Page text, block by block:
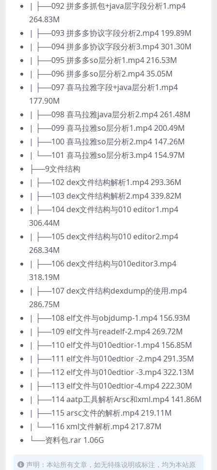
| ├──092 拼多多抓包+java层字段分析1.mp4
264.83M
| ├──093 拼多多协议字段分析2.mp4 199.89M
| ├──094 拼多多协议字段分析3.mp4 301.30M
| ├──095 拼多多so层分析1.mp4 216.53M
| ├──096 拼多多so层分析2.mp4 35.05M
| ├──097 喜马拉雅字段+java层分析1.mp4
177.90M
| ├──098 喜马拉雅java层分析2.mp4 261.48M
| ├──099 喜马拉雅so层分析1.mp4 200.49M
| ├──100 喜马拉雅so层分析2.mp4 147.26M
| └──101 喜马拉雅so层分析3.mp4 154.97M
├──9文件结构
| ├──102 dex文件结构解析1.mp4 293.36M
| ├──103 dex文件结构解析2.mp4 339.82M
| ├──104 dex文件结构与010 editor1.mp4
306.44M
| ├──105 dex文件结构与010 editor2.mp4
268.34M
| ├──106 dex文件结构与010editor3.mp4
318.19M
| ├──107 dex文件结构dexdump的使用.mp4
286.75M
| ├──108 elf文件与objdump-1.mp4 156.93M
| ├──109 elf文件与readelf-2.mp4 269.72M
| ├──110 elf文件与010edtior-1.mp4 156.85M
| ├──111 elf文件与010edtior -2.mp4 291.35M
| ├──112 elf文件与010edtior -3.mp4 322.13M
| ├──113 elf文件与010edtior-4.mp4 222.30M
| ├──114 aatp工具解析Arsc和xml.mp4 141.86M
| ├──115 arsc文件的解析.mp4 219.11M
| └──116 xml文件解析.mp4 217.87M
└──资料包.rar 1.06G
声明：本站所有文章，如无特殊说明或标注，均为本站原